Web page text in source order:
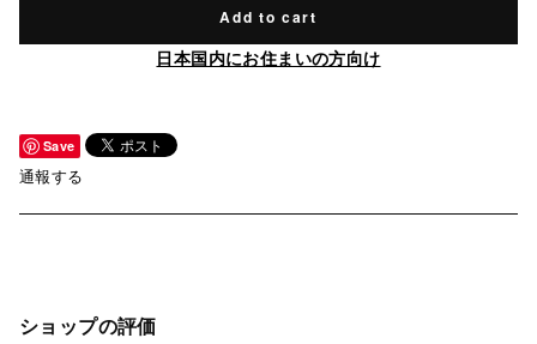
Add to cart
日本国内にお住まいの方向け
Save
通報する
ショップの評価